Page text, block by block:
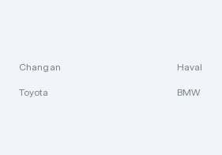
Changan Haval
Toyota BMW